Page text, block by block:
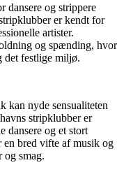
dansere og strippere
er kendt for
artister.
og spænding, hvor
det festlige miljø.
kan nyde sensualiteten
stripklubber er
dansere og et stort
bred vifte af musik og
og smag.